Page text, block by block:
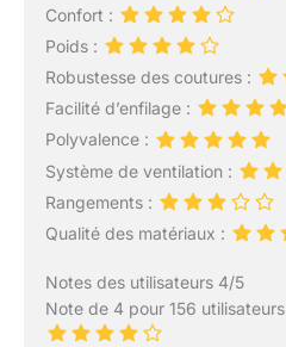
vous
et
et
Confort :
Poids :
Robustesse des coutures :
Facilité d’enfilage :
Polyvalence :
Système de ventilation :
Rangements :
Qualité des matériaux :
Notes des utilisateurs 4/5
Note de 4 pour 156 utilisateurs